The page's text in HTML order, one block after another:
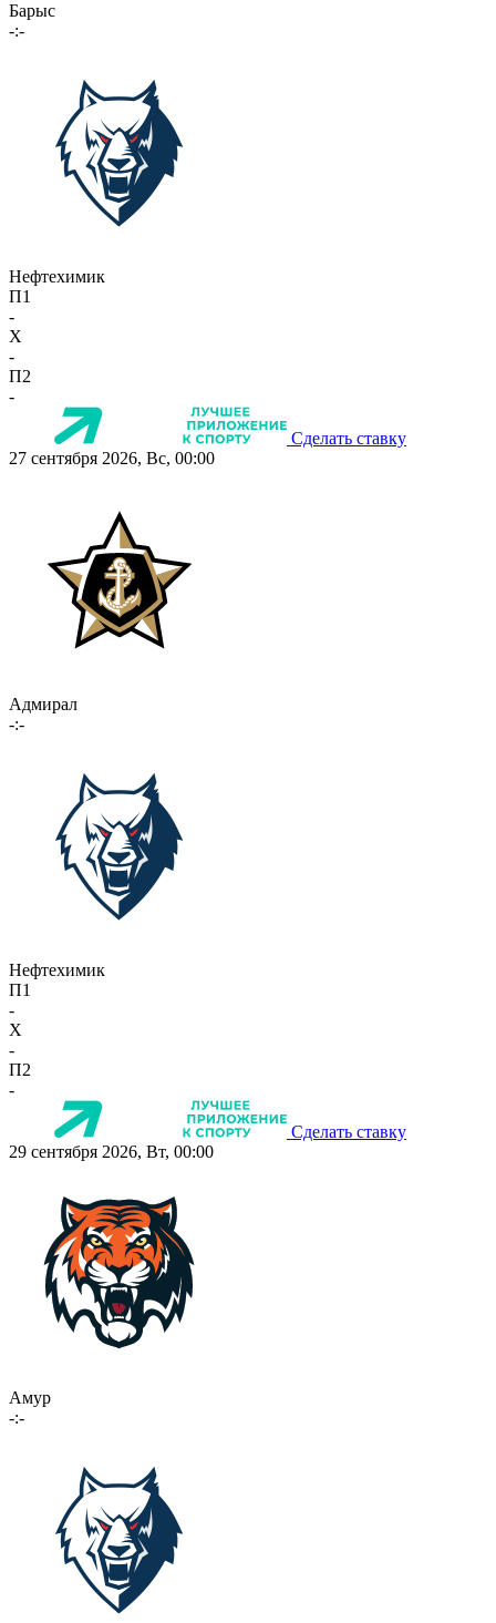
Барыс
-:-
Нефтехимик
П1
-
X
-
П2
-
Сделать ставку
27 сентября 2026, Вс, 00:00
Адмирал
-:-
Нефтехимик
П1
-
X
-
П2
-
Сделать ставку
29 сентября 2026, Вт, 00:00
Амур
-:-